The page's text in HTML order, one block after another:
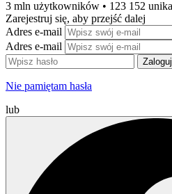
3 mln użytkowników • 123 152
Zarejestruj się, aby przejść dalej
Adres e-mail
Adres e-mail
Nie pamiętam hasła
lub